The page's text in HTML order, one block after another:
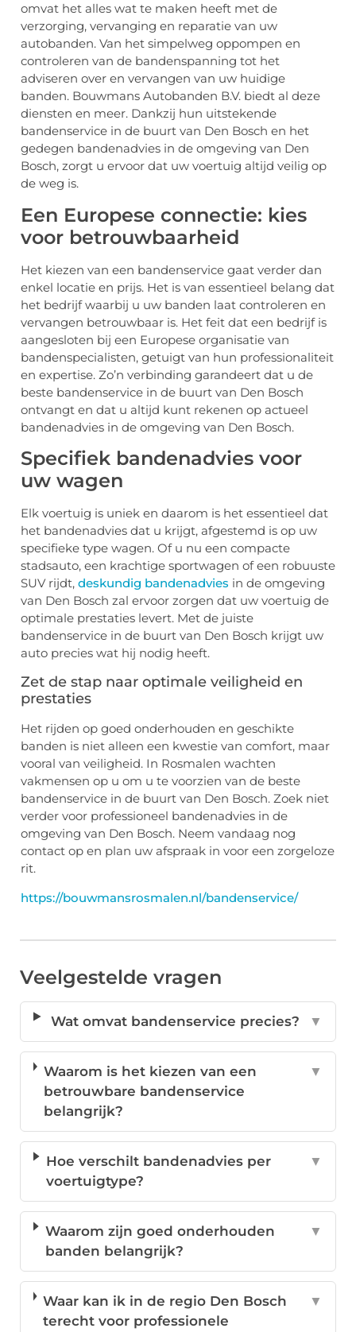
omvat het alles wat te maken heeft met de
verzorging, vervanging en reparatie van uw
autobanden. Van het simpelweg oppompen en
controleren van de bandenspanning tot het
adviseren over en vervangen van uw huidige
banden. Bouwmans Autobanden B.V. biedt al deze
diensten en meer. Dankzij hun uitstekende
bandenservice in de buurt van Den Bosch en het
gedegen bandenadvies in de omgeving van Den
Bosch, zorgt u ervoor dat uw voertuig altijd veilig op
de weg is.
Een Europese connectie: kies
voor betrouwbaarheid
Het kiezen van een bandenservice gaat verder dan
enkel locatie en prijs. Het is van essentieel belang dat
het bedrijf waarbij u uw banden laat controleren en
vervangen betrouwbaar is. Het feit dat een bedrijf is
aangesloten bij een Europese organisatie van
bandenspecialisten, getuigt van hun professionaliteit
en expertise. Zo’n verbinding garandeert dat u de
beste bandenservice in de buurt van Den Bosch
ontvangt en dat u altijd kunt rekenen op actueel
bandenadvies in de omgeving van Den Bosch.
Specifiek bandenadvies voor
uw wagen
Elk voertuig is uniek en daarom is het essentieel dat
het bandenadvies dat u krijgt, afgestemd is op uw
specifieke type wagen. Of u nu een compacte
stadsauto, een krachtige sportwagen of een robuuste
SUV rijdt, deskundig bandenadvies in de omgeving
van Den Bosch zal ervoor zorgen dat uw voertuig de
optimale prestaties levert. Met de juiste
bandenservice in de buurt van Den Bosch krijgt uw
auto precies wat hij nodig heeft.
Zet de stap naar optimale veiligheid en
prestaties
Het rijden op goed onderhouden en geschikte
banden is niet alleen een kwestie van comfort, maar
vooral van veiligheid. In Rosmalen wachten
vakmensen op u om u te voorzien van de beste
bandenservice in de buurt van Den Bosch. Zoek niet
verder voor professioneel bandenadvies in de
omgeving van Den Bosch. Neem vandaag nog
contact op en plan uw afspraak in voor een zorgeloze
rit.
https://bouwmansrosmalen.nl/bandenservice/
Veelgestelde vragen
Wat omvat bandenservice precies? ▼
Waarom is het kiezen van een
betrouwbare bandenservice
belangrijk?
▼
Hoe verschilt bandenadvies per
voertuigtype?
▼
Waarom zijn goed onderhouden
banden belangrijk?
▼
Waar kan ik in de regio Den Bosch
terecht voor professionele
▼